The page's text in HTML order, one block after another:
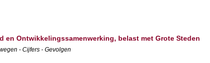
Ontwikkelingssamenwerking, belast met Grote Steden
- Cijfers - Gevolgen